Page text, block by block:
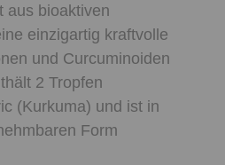
aus bioaktiven
einzigartig kraftvolle
und Curcuminoiden
2 Tropfen
(Kurkuma) und ist in
Form